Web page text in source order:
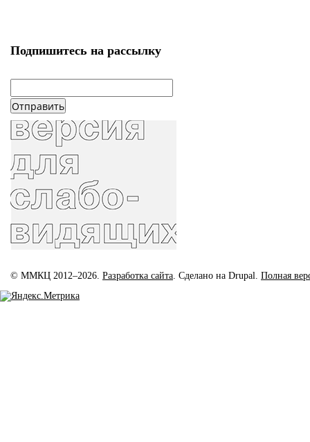
Подпишитесь на рассылку
© ММКЦ 2012–2026. Разработка сайта. Сделано на Drupal. Полная